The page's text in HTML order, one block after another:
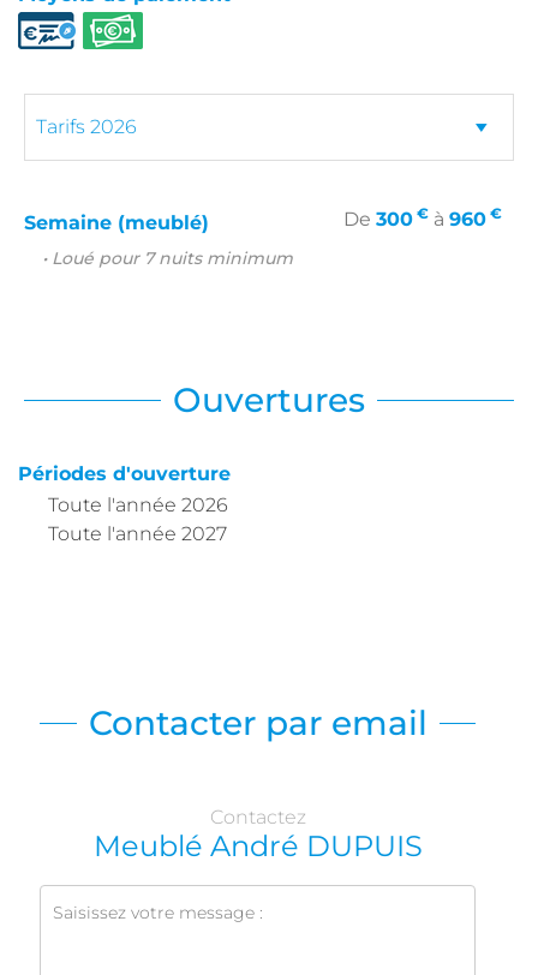
Semaine (meublé) De 300 € à 960 €
• Loué pour 7 nuits minimum
Ouvertures
Périodes d'ouverture
Toute l'année 2026
Toute l'année 2027
Contacter par email
Contactez
Meublé André DUPUIS